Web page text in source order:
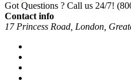
Got Questions ? Call us 24/7!
Contact info
17 Princess Road, London,